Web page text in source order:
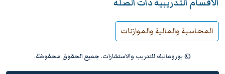
الأقسام التدريبية ذات الصلة
المحاسبة والمالية والموازنات
© يوروماتيك للتدريب والاستشارات. جميع الحقوق محفوظة.